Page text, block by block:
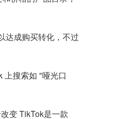
达成购买转化，不过
上搜索如 "哑光口
变 TikTok是一款